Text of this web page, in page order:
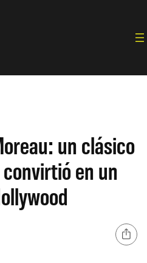
un clásico
en un